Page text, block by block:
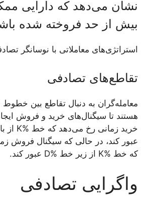
نشان می‌دهد که دارایی
بیش از حد فروخته شده
استراتژی‌های معاملاتی با نوسانگر
تقاطع‌های تصادفی
هستند تا سیگنال‌های خرید و فروش
عبور کند، در حالی که سیگنال فروش
که خط %K از زیر خط %D عبور کند.
واگرایی تصادفی